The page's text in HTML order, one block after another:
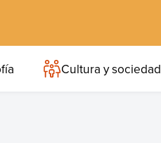
Cultura y sociedad